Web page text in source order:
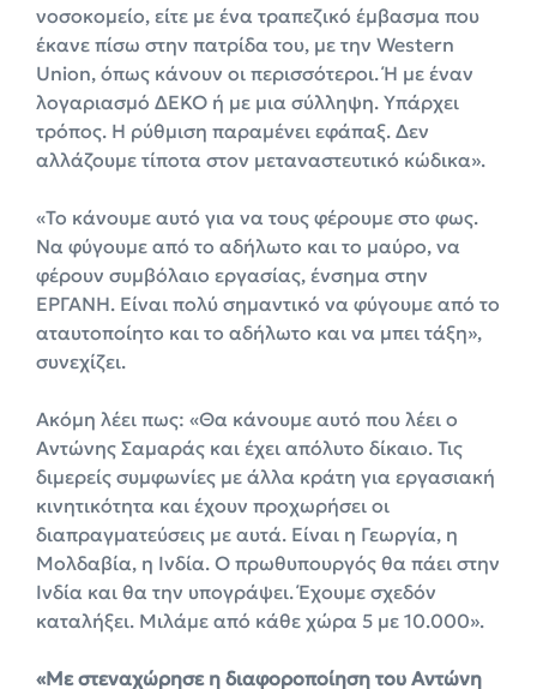
νοσοκομείο, είτε με ένα τραπεζικό έμβασμα που
έκανε πίσω στην πατρίδα του, με την Western
Union, όπως κάνουν οι περισσότεροι. Ή με έναν
λογαριασμό ΔΕΚΟ ή με μια σύλληψη. Υπάρχει
τρόπος. Η ρύθμιση παραμένει εφάπαξ. Δεν
αλλάζουμε τίποτα στον μεταναστευτικό κώδικα».
«Το κάνουμε αυτό για να τους φέρουμε στο φως.
Να φύγουμε από το αδήλωτο και το μαύρο, να
φέρουν συμβόλαιο εργασίας, ένσημα στην
ΕΡΓΑΝΗ. Είναι πολύ σημαντικό να φύγουμε από το
αταυτοποίητο και το αδήλωτο και να μπει τάξη»,
συνεχίζει.
Ακόμη λέει πως: «Θα κάνουμε αυτό που λέει ο
Αντώνης Σαμαράς και έχει απόλυτο δίκαιο. Τις
διμερείς συμφωνίες με άλλα κράτη για εργασιακή
κινητικότητα και έχουν προχωρήσει οι
διαπραγματεύσεις με αυτά. Είναι η Γεωργία, η
Μολδαβία, η Ινδία. Ο πρωθυπουργός θα πάει στην
Ινδία και θα την υπογράψει. Έχουμε σχεδόν
καταλήξει. Μιλάμε από κάθε χώρα 5 με 10.000».
«Με στεναχώρησε η διαφοροποίηση του Αντώνη